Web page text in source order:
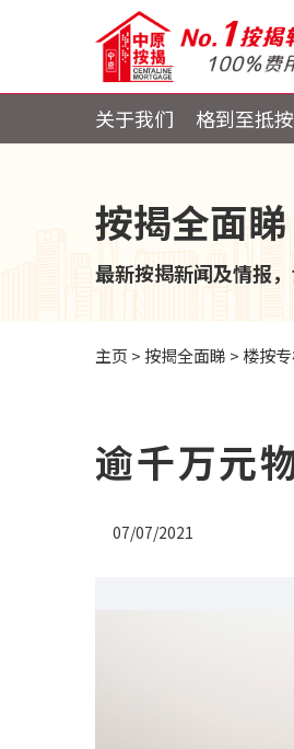
关于我们 格到至抵
按揭全面睇
最新按揭新闻及情报
主页 >按揭全面睇 > 楼按
逾千万元
07/07/2021